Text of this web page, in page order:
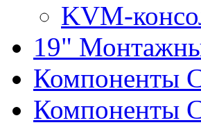
KVM-
19"
Компоненты
Компоненты